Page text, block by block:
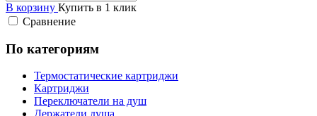
В корзину Купить в 1 клик
Сравнение
По категориям
Термостатические картриджи
Картриджи
Переключатели на душ